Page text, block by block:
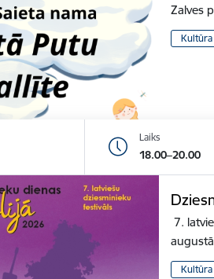
Zalves
Kultūra
Laiks
18.00–20.00
7.
Kultūra